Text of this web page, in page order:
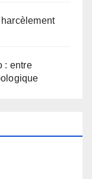
: entre